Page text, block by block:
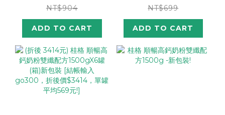
NT$904
ADD TO CART
NT$699
ADD TO CART